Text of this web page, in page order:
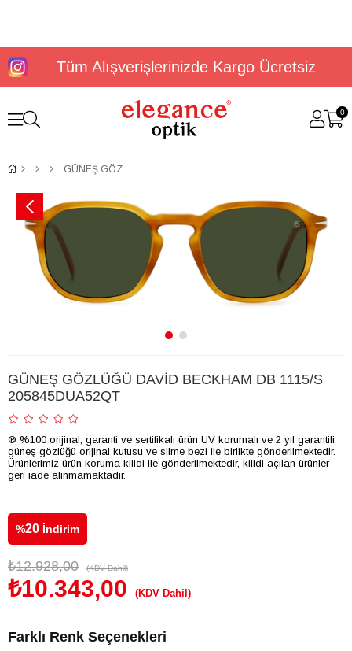
Tüm Alışverişlerinizde Kargo Ücretsiz
0
GÜNEŞ GÖZLÜĞÜ DAVİD BECKHAM DB 1115/S 205845DUA52QT
GÜNEŞ GÖZLÜĞÜ DAVİD BECKHAM DB 1115/S
205845DUA52QT
® %100 orijinal, garanti ve sertifikalı ürün UV korumalı ve 2 yıl garantili
güneş gözlüğü orijinal kutusu ve silme bezi ile birlikte gönderilmektedir.
Ürünlerimiz ürün koruma kilidi ile gönderilmektedir, kilidi açılan ürünler
geri iade alınmamaktadır.
%20 İndirim
₺12.928,00 (KDV Dahil)
₺10.343,00 (KDV Dahil)
Farklı Renk Seçenekleri